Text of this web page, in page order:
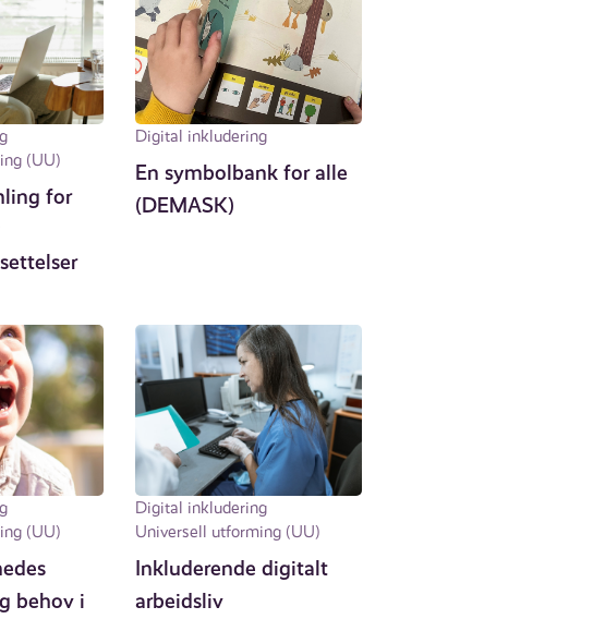
(UU)
for
Digital inkludering
En symbolbank for alle
(DEMASK)
(UU)
behov i
Digital inkludering
Universell utforming (UU)
Inkluderende digitalt
arbeidsliv